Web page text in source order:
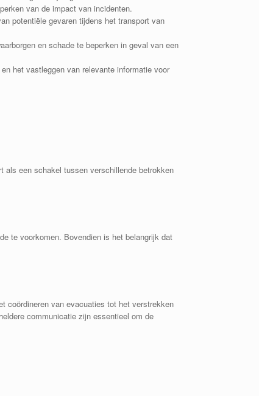
van de impact van incidenten.
potentiële gevaren tijdens het transport van
en schade te beperken in geval van een
het vastleggen van relevante informatie voor
als een schakel tussen verschillende betrokken
te voorkomen. Bovendien is het belangrijk dat
coördineren van evacuaties tot het verstrekken
communicatie zijn essentieel om de